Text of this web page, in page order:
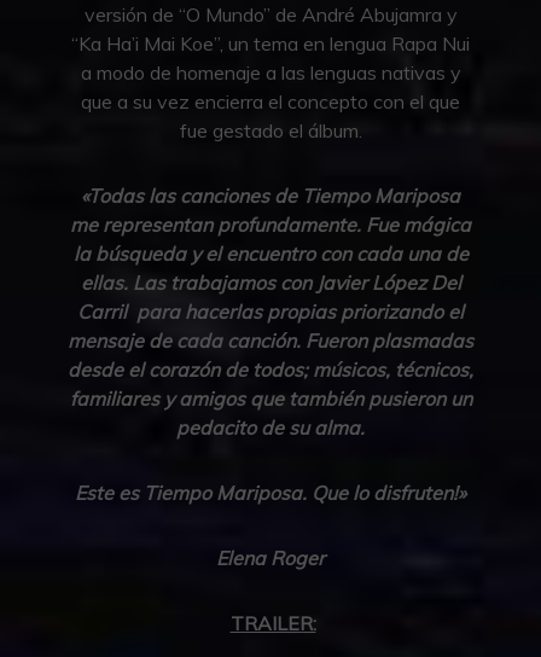
versión de “O Mundo” de André Abujamra y
“Ka Ha’i Mai Koe”, un tema en lengua Rapa Nui
a modo de homenaje a las lenguas nativas y
que a su vez encierra el concepto con el que
fue gestado el álbum.
«Todas las canciones de Tiempo Mariposa
me representan profundamente. Fue mágica
la búsqueda y el encuentro con cada una de
ellas. Las trabajamos con Javier López Del
Carril para hacerlas propias priorizando el
mensaje de cada canción. Fueron plasmadas
desde el corazón de todos; músicos, técnicos,
familiares y amigos que también pusieron un
pedacito de su alma.
Este es Tiempo Mariposa. Que lo disfruten!»
Elena Roger
TRAILER: